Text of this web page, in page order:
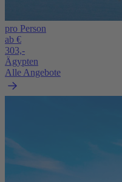
pro Person
ab €
303,-
Ägypten
Alle Angebote